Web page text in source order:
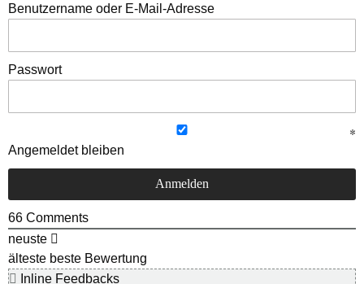
Benutzername oder E-Mail-Adresse
Passwort
Angemeldet bleiben
66 Comments
neuste
älteste beste Bewertung
Inline Feedbacks